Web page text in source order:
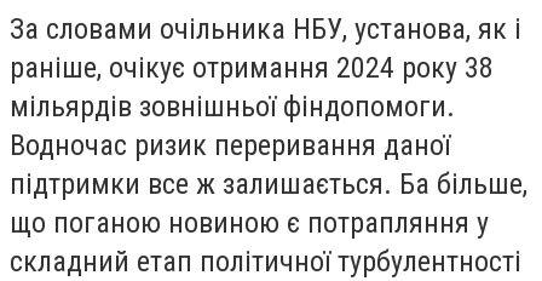
За словами очільника НБУ, установа, як і
раніше, очікує отримання 2024 року 38
мільярдів зовнішньої фіндопомоги.
Водночас ризик переривання даної
підтримки все ж залишається. Ба більше,
що поганою новиною є потрапляння у
складний етап політичної турбулентності